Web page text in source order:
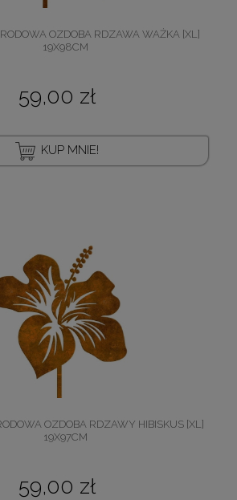
OZDOBA RDZAWA WAŻKA [XL]
19X98CM
59,00 zł
KUP MNIE!
OZDOBA RDZAWY HIBISKUS [XL]
19X97CM
59,00 zł